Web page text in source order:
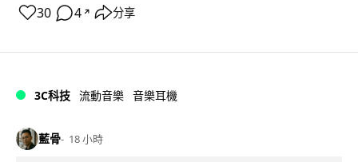
30 4 ↗ 分享
3C科技 流動音樂 音樂耳機
藍骨 18 小時